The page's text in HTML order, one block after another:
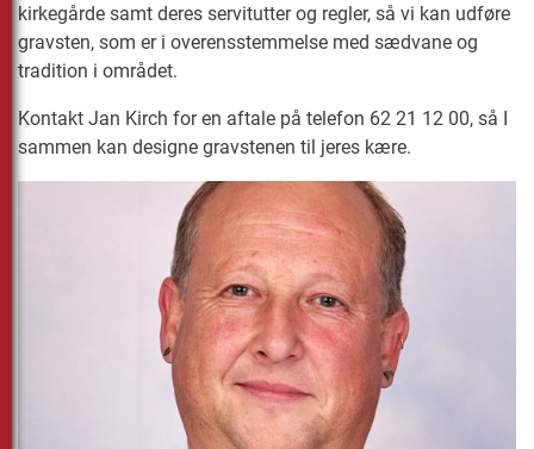
kirkegårde samt deres servitutter og regler, så vi kan udføre
gravsten, som er i overensstemmelse med sædvane og
tradition i området.
Kontakt Jan Kirch for en aftale på telefon 62 21 12 00, så I
sammen kan designe gravstenen til jeres kære.